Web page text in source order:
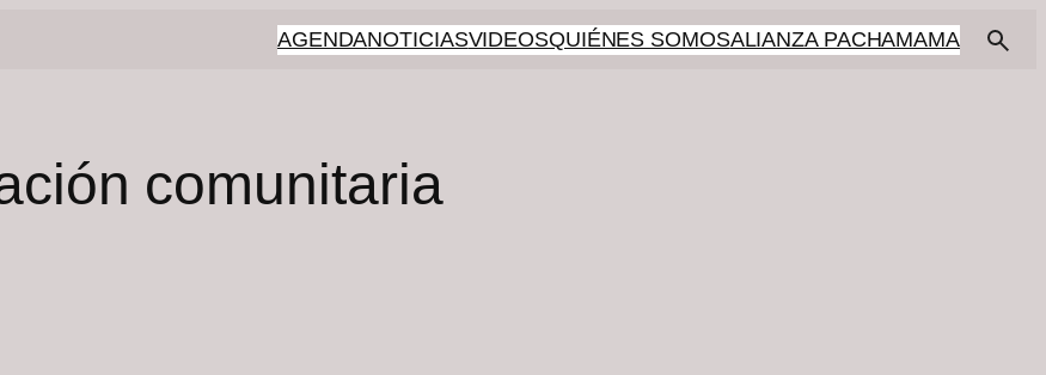
AGENDANOTICIASVIDEOSQUIÉNES SOMOSALIANZA PACHAMAMA
comunitaria